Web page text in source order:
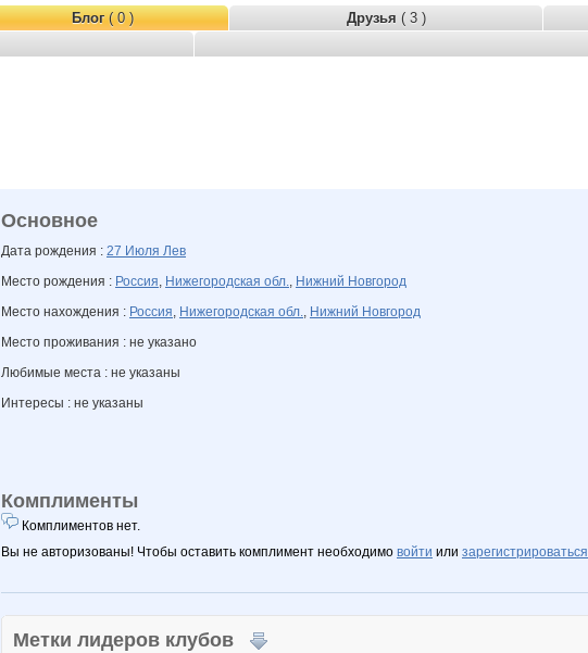
Блог( 0 ) Друзья ( 3 )
Основное
Дата рождения : 27 Июля Лев
Место рождения : Россия, Нижегородская обл., Нижний Новгород
Место нахождения : Россия, Нижегородская обл., Нижний Новгород
Место проживания : не указано
Любимые места : не указаны
Интересы : не указаны
Комплименты
Комплиментов нет.
Вы не авторизованы! Чтобы оставить комплимент необходимо войти или зарегистрироваться
Метки лидеров клубов